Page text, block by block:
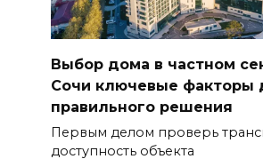
Выбор дома в частном
Сочи ключевые факторы
правильного решения
Первым делом проверь
доступность объекта